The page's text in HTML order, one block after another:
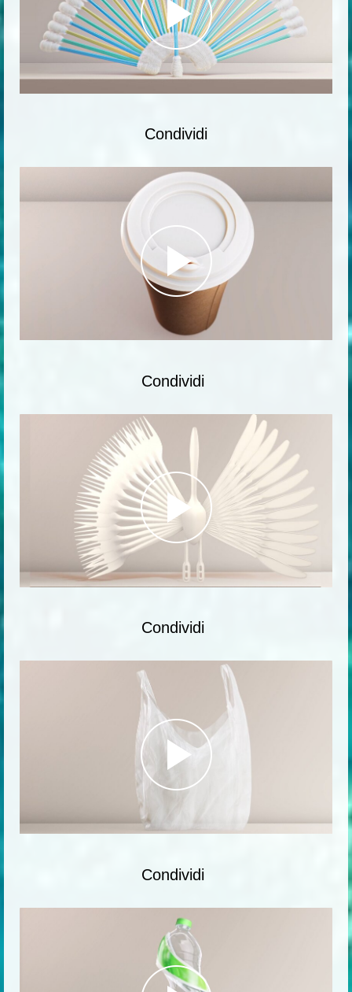
Condividi
Condividi
Condividi
Condividi